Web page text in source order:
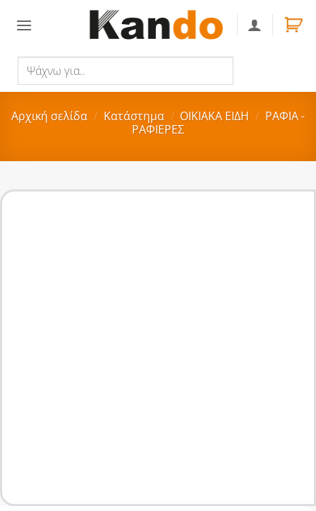
για..
Αρχική σελίδα / Κατάστημα / ΟΙΚΙΑΚA ΕΙΔΗ / ΡΑΦΙΑ -
ΡΑΦΙΕΡΕΣ